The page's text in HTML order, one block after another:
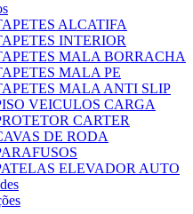
ALCATIFA
INTERIOR
MALA BORRACHA
MALA PE
MALA ANTI SLIP
VEICULOS CARGA
CARTER
DE RODA
ELEVADOR AUTO